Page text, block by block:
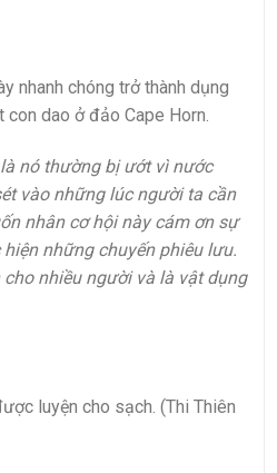
nhanh chóng trở thành dụng
dao ở đảo Cape Horn.
nó thường bị ướt vì nước
vào những lúc người ta cần
nhân cơ hội này cám ơn sự
những chuyến phiêu lưu.
nhiều người và là vật dụng
luyện cho sạch. (Thi Thiên